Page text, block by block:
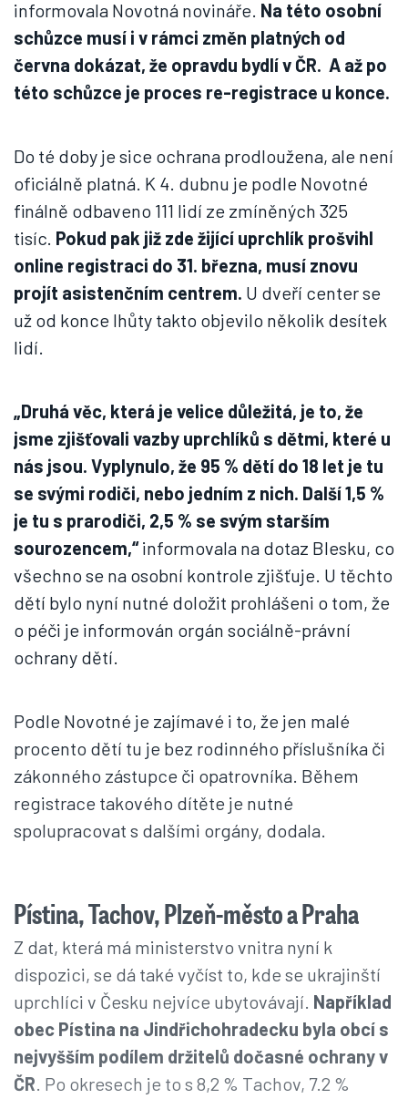
informovala Novotná novináře. Na této osobní
schůzce musí i v rámci změn platných od
června dokázat, že opravdu bydlí v ČR. A až po
této schůzce je proces re-registrace u konce.
Do té doby je sice ochrana prodloužena, ale není
oficiálně platná. K 4. dubnu je podle Novotné
finálně odbaveno 111 lidí ze zmíněných 325
tisíc. Pokud pak již zde žijící uprchlík prošvihl
online registraci do 31. března, musí znovu
projít asistenčním centrem. U dveří center se
už od konce lhůty takto objevilo několik desítek
lidí.
„Druhá věc, která je velice důležitá, je to, že
jsme zjišťovali vazby uprchlíků s dětmi, které u
nás jsou. Vyplynulo, že 95 % dětí do 18 let je tu
se svými rodiči, nebo jedním z nich. Další 1,5 %
je tu s prarodiči, 2,5 % se svým starším
sourozencem,“informovala na dotaz Blesku, co
všechno se na osobní kontrole zjišťuje. U těchto
dětí bylo nyní nutné doložit prohlášeni o tom, že
o péči je informován orgán sociálně-právní
ochrany dětí.
Podle Novotné je zajímavé i to, že jen malé
procento dětí tu je bez rodinného příslušníka či
zákonného zástupce či opatrovníka. Během
registrace takového dítěte je nutné
spolupracovat s dalšími orgány, dodala.
Pístina, Tachov, Plzeň-město a Praha
Z dat, která má ministerstvo vnitra nyní k
dispozici, se dá také vyčíst to, kde se ukrajinští
uprchlíci v Česku nejvíce ubytovávají. Například
obec Pístina na Jindřichohradecku byla obcí s
nejvyšším podílem držitelů dočasné ochrany v
ČR. Po okresech je to s 8,2 % Tachov, 7.2 %